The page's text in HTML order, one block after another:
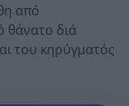
από
θάνατο διά
του κηρύγματός